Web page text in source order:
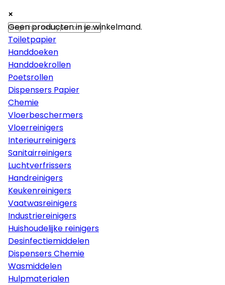
×
Papier
Toiletpapier
Handdoeken
Handdoekrollen
Poetsrollen
Dispensers Papier
Chemie
Vloerbeschermers
Vloerreinigers
Interieurreinigers
Sanitairreinigers
Luchtverfrissers
Handreinigers
Keukenreinigers
Vaatwasreinigers
Industriereinigers
Huishoudelijke reinigers
Desinfectiemiddelen
Dispensers Chemie
Wasmiddelen
Hulpmaterialen
×
×
Geen producten in je winkelmand.